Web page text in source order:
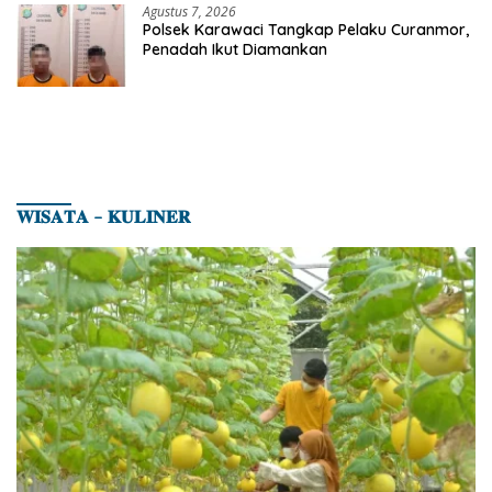
Agustus 7, 2026
Polsek Karawaci Tangkap Pelaku Curanmor,
Penadah Ikut Diamankan
𝐖𝐈𝐒𝐀𝐓𝐀 – 𝐊𝐔𝐋𝐈𝐍𝐄𝐑